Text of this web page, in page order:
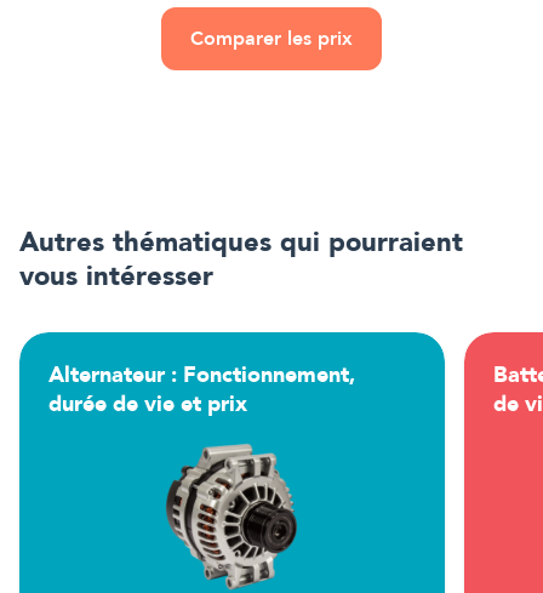
Comparer les prix
Autres thématiques qui pourraient
vous intéresser
Alternateur : Fonctionnement,
durée de vie et prix
de